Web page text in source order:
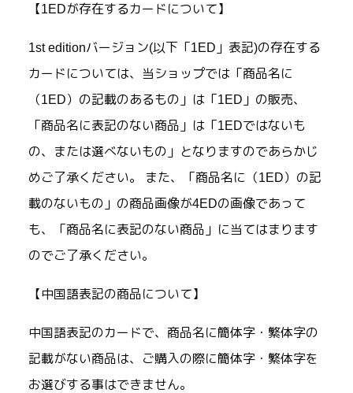
【1EDが存在するカードについて】
1st editionバージョン(以下「1ED」表記)の存在する
カードについては、当ショップでは「商品名に
（1ED）の記載のあるもの」は「1ED」の販売、
「商品名に表記のない商品」は「1EDではないも
の、または選べないもの」となりますのであらかじ
めご了承ください。 また、「商品名に（1ED）の記
載のないもの」の商品画像が4EDの画像であって
も、「商品名に表記のない商品」に当てはまります
のでご了承ください。
【中国語表記の商品について】
中国語表記のカードで、商品名に簡体字・繁体字の
記載がない商品は、ご購入の際に簡体字・繁体字を
お選びする事はできません。